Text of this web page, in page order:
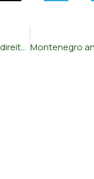
CHEGA anuncia queixa contra Governo por violação do direito à saúde